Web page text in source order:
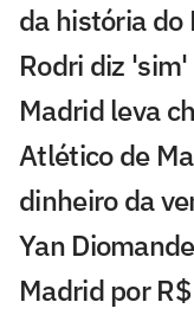
da história do
Rodri diz
Madrid leva
Atlético de
dinheiro da
Yan
Madrid por